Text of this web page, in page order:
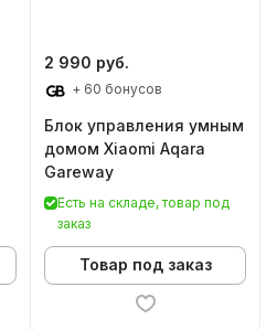
2 990 руб.
+ 60 бонусов
Блок управления умным
домом Xiaomi Aqara
Gareway
Есть на складе, товар под
заказ
Товар под заказ